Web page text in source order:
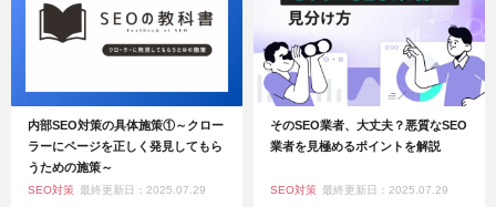
内部SEO対策の具体施策①～クロー
ラーにページを正しく発見してもら
うための施策～
SEO対策 最終更新日：2025.07.29
そのSEO業者、大丈夫？悪質なSEO
業者を見極めるポイントを解説
SEO対策 最終更新日：2025.07.29